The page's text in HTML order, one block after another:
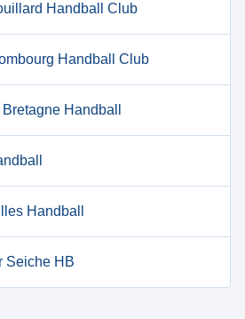
Handball Club
Handball Club
Handball
Handball
Seiche HB